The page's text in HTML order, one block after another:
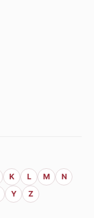
K L M
N
Y Z